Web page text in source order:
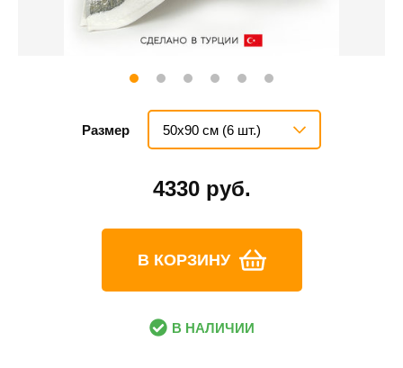
Размер 50х90 см (6 шт.)
4330 руб.
В КОРЗИНУ
В НАЛИЧИИ